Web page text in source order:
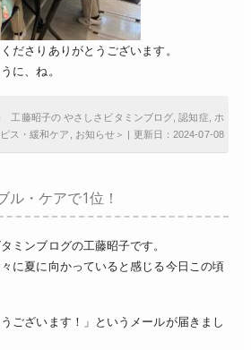
ださりありがとうございます。
に、ね。
工藤昭子の やさしさビタミンブログ ,認知症
ホ
ス・緩和ケア
お知らせ ＞ | 更新日：2024-07-08
ル・ケアで1位！
ミンブログの工藤昭子です。
に夏に向かっていると感じる今日この頃
ございます！」というメールが届きまし